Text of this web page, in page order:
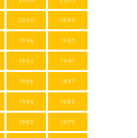
2000 1999
1996 1995
1992 1991
1988 1987
1984 1983
1980 1979